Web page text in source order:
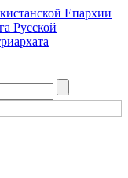
Епархии
Русской